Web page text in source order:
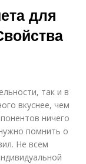
для
так и в
вкуснее, чем
ничего
помнить о
Не всем